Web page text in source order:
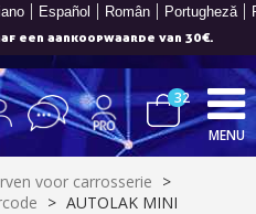
Español Român Portugheză
een aankoopwaarde van 30€.
32
MENU
voor carrosserie >
> AUTOLAK MINI